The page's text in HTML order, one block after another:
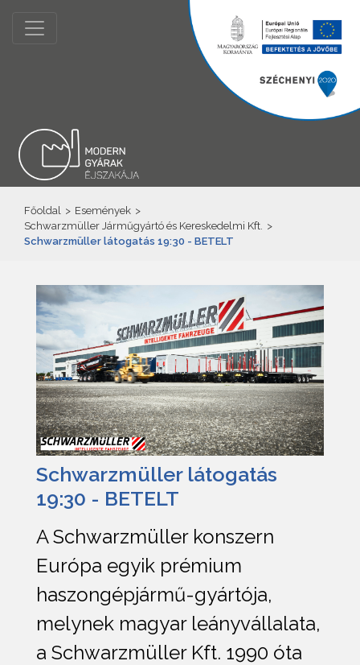
Főoldal > Események >
Schwarzmüller Járműgyártó és Kereskedelmi Kft. >
Schwarzmüller látogatás 19:30 - BETELT
Schwarzmüller látogatás
19:30 - BETELT
A Schwarzmüller konszern
Európa egyik prémium
haszongépjármű-gyártója,
melynek magyar leányvállalata,
a Schwarzmüller Kft. 1990 óta